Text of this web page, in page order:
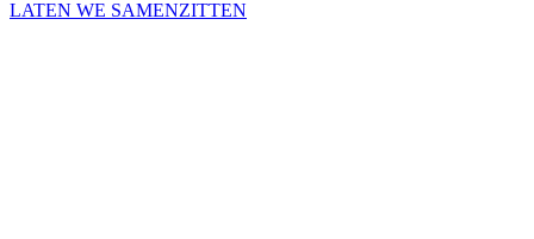
LATEN WE SAMENZITTEN